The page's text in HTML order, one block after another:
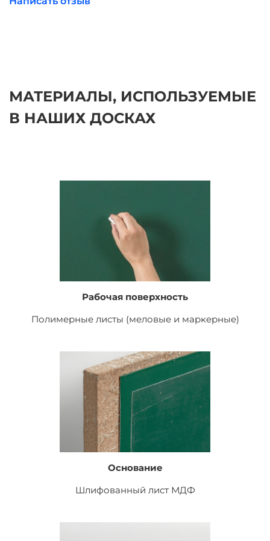
МАТЕРИАЛЫ, ИСПОЛЬЗУЕМЫЕ
В НАШИХ ДОСКАХ
Рабочая поверхность
Полимерные листы (меловые и маркерные)
Основание
Шлифованный лист МДФ